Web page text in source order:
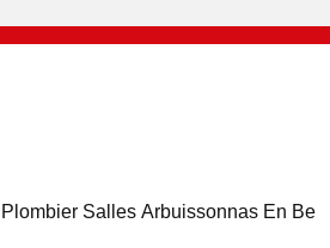
Plombier Salles Arbuissonnas En Be